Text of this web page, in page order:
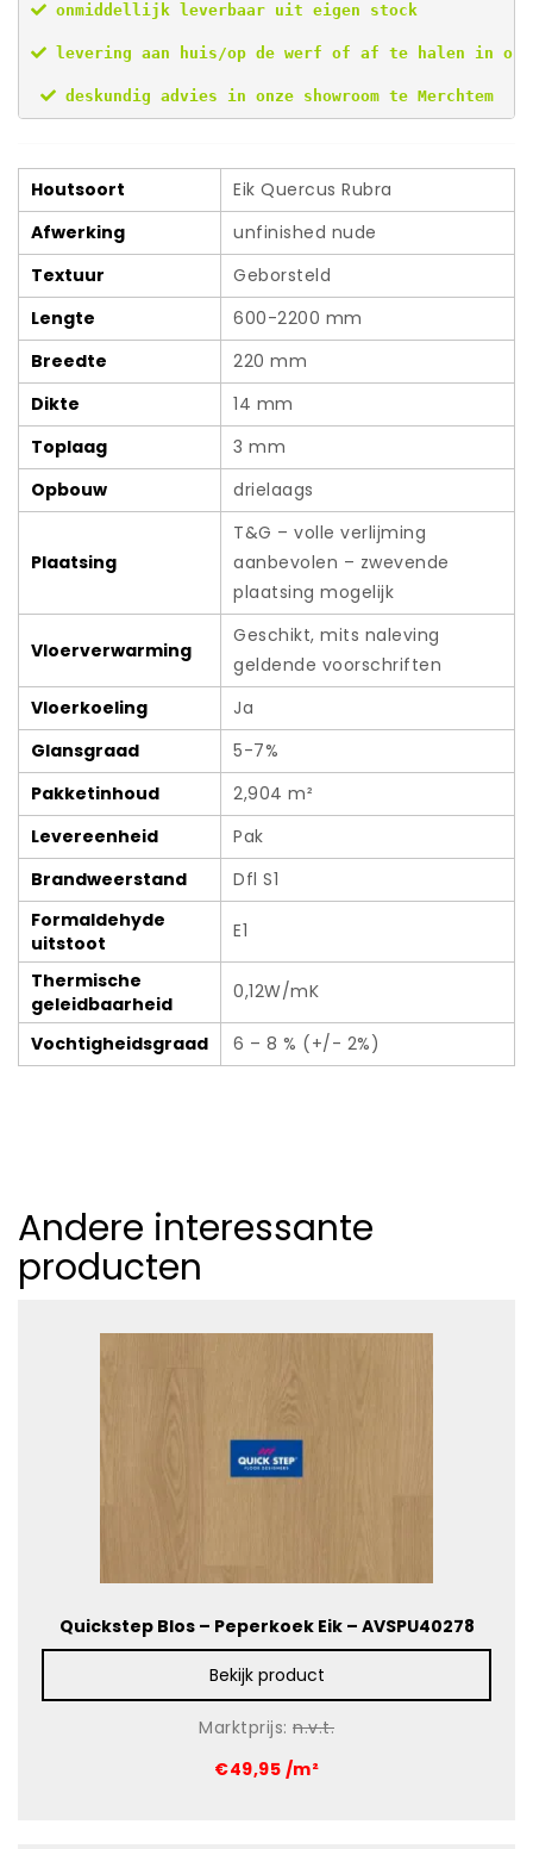
onmiddellijk leverbaar uit eigen stock
levering aan huis/op de werf of af te halen in ons
deskundig advies in onze showroom te Merchtem
Houtsoort
Eik Quercus Rubra
Afwerking
unfinished nude
Textuur
Geborsteld
Lengte
600-2200 mm
Breedte
220 mm
Dikte
14 mm
Toplaag
3 mm
Opbouw
drielaags
Plaatsing
T&G – volle verlijming
aanbevolen – zwevende
plaatsing mogelijk
Vloerverwarming
Geschikt, mits naleving
geldende voorschriften
Vloerkoeling
Ja
Glansgraad
5-7%
Pakketinhoud
2,904 m²
Levereenheid
Pak
Brandweerstand
Dfl S1
Formaldehyde
uitstoot
E1
Thermische
geleidbaarheid
0,12W/mK
Vochtigheidsgraad 6 – 8 % (+/- 2%)
Andere interessante
producten
Quickstep Blos – Peperkoek Eik – AVSPU40278
Bekijk product
Marktprijs: n.v.t.
€49,95 /m²